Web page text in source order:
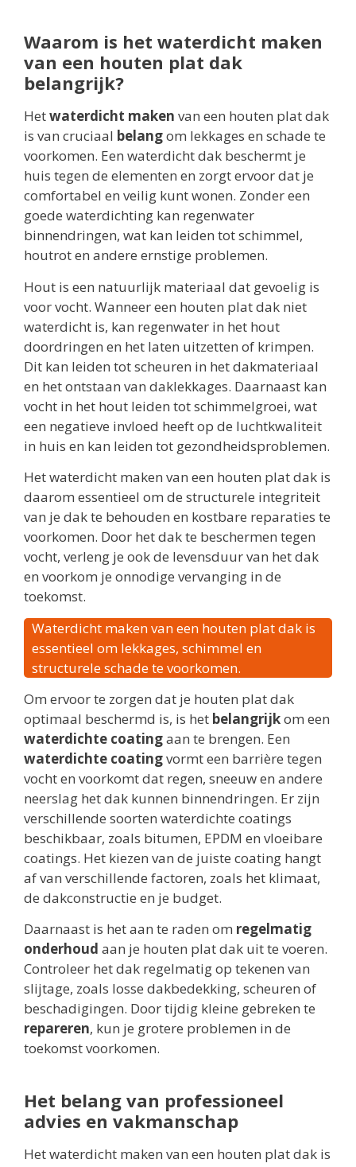
Waarom is het waterdicht maken
van een houten plat dak
belangrijk?
Hetwaterdicht maken van een houten plat dak
is van cruciaal belangom lekkages en schade te
voorkomen. Een waterdicht dak beschermt je
huis tegen de elementen en zorgt ervoor dat je
comfortabel en veilig kunt wonen. Zonder een
goede waterdichting kan regenwater
binnendringen, wat kan leiden tot schimmel,
houtrot en andere ernstige problemen.
Hout is een natuurlijk materiaal dat gevoelig is
voor vocht. Wanneer een houten plat dak niet
waterdicht is, kan regenwater in het hout
doordringen en het laten uitzetten of krimpen.
Dit kan leiden tot scheuren in het dakmateriaal
en het ontstaan van daklekkages. Daarnaast kan
vocht in het hout leiden tot schimmelgroei, wat
een negatieve invloed heeft op de luchtkwaliteit
in huis en kan leiden tot gezondheidsproblemen.
Het waterdicht maken van een houten plat dak is
daarom essentieel om de structurele integriteit
van je dak te behouden en kostbare reparaties te
voorkomen. Door het dak te beschermen tegen
vocht, verleng je ook de levensduur van het dak
en voorkom je onnodige vervanging in de
toekomst.
Waterdicht maken van een houten plat dak is
essentieel om lekkages, schimmel en
structurele schade te voorkomen.
Om ervoor te zorgen dat je houten plat dak
optimaal beschermd is, is het belangrijkom een
waterdichte coatingaan te brengen. Een
waterdichte coatingvormt een barrière tegen
vocht en voorkomt dat regen, sneeuw en andere
neerslag het dak kunnen binnendringen. Er zijn
verschillende soorten waterdichte coatings
beschikbaar, zoals bitumen, EPDM en vloeibare
coatings. Het kiezen van de juiste coating hangt
af van verschillende factoren, zoals het klimaat,
de dakconstructie en je budget.
Daarnaast is het aan te raden om regelmatig
onderhoud aan je houten plat dak uit te voeren.
Controleer het dak regelmatig op tekenen van
slijtage, zoals losse dakbedekking, scheuren of
beschadigingen. Door tijdig kleine gebreken te
repareren, kun je grotere problemen in de
toekomst voorkomen.
Het belang van professioneel
advies en vakmanschap
Het waterdicht maken van een houten plat dak is